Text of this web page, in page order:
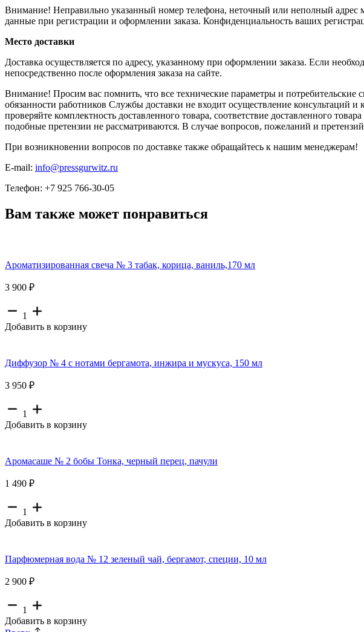
Внимание! Неправильно указанный номер телефона, неточный или неполный адрес
данные при регистрации и оформлении заказа. Конфиденциальность ваших
Место доставки
Доставка осуществляется по адресу, указанному при оформлении заказа. Если
непосредственно после оформления заказа на сайте.
Внимание! Просим вас помнить, что все технические параметры и потребительские
обязанности работников Службы доставки не входит осуществление консультаций и
проверяйте комплектность доставленного товара, соответствие доставленного
подобные претензии не рассматриваются. В случае вопросов, пожеланий и
При возникновении вопросов по доставке также обращайтесь к нашим менеджерам!
E-mail: info@pressgurwitz.ru
Телефон: +7 925 766-30-05
Вам также может понравиться
Ароматизированная свеча № 3 табак, корица, ваниль,170 мл
3 900 ₽
1
Добавить в корзину
Диффузор № 4 с нотами бергамота, инжира и мускуса, 150 мл
3 950 ₽
1
Добавить в корзину
Аромасаше № 2 бобы Тонка, черный перец, пачули
1 490 ₽
1
Добавить в корзину
Парфюмерная вода № 12 зеленый чай, бергамот, специи, 10 мл
2 900 ₽
1
Добавить в корзину